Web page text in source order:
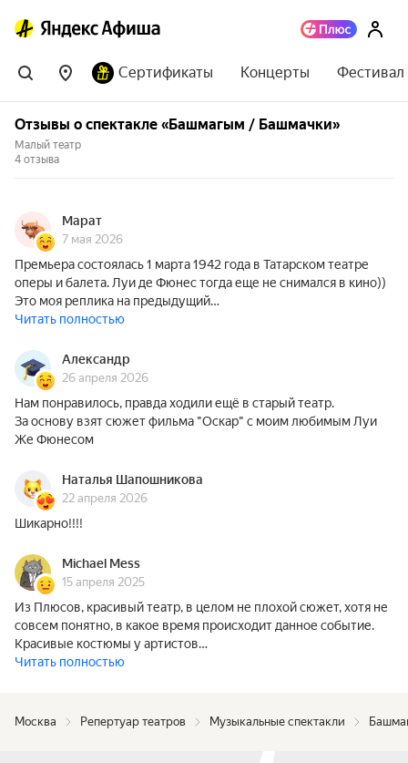
Сертификаты Концерты
Отзывы о спектакле «Башмагым / Башмачки»
Малый театр
4 отзыва
Марат
7 мая 2026
Премьера состоялась 1 марта 1942 года в Татарском театре
оперы и балета. Луи де Фюнес тогда еще не снимался в кино))
Это моя реплика на предыдущий…
Читать полностью
Александр
26 апреля 2026
Нам понравилось, правда ходили ещё в старый театр.
За основу взят сюжет фильма "Оскар" с моим любимым Луи
Же Фюнесом
Наталья Шапошникова
22 апреля 2026
Шикарно!!!!
Michael Mess
15 апреля 2025
Из Плюсов, красивый театр, в целом не плохой сюжет, хотя не
совсем понятно, в какое время происходит данное событие.
Красивые костюмы у артистов…
Читать полностью
Москва Репертуар театров Музыкальные спектакли